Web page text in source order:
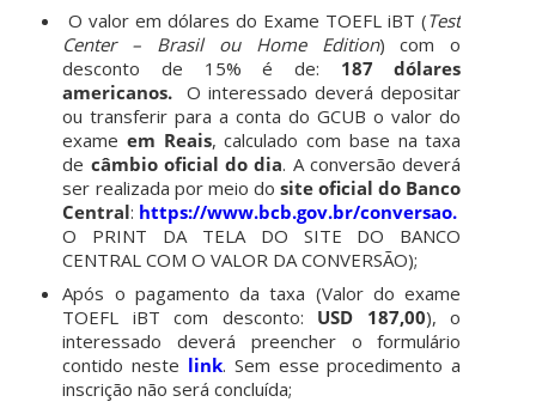
O valor em dólares do Exame TOEFL iBT (Test
Center – Brasil ou Home Edition) com o
desconto de 15% é de: 187 dólares
americanos.O interessado deverá depositar
ou transferir para a conta do GCUB o valor do
exame em Reais, calculado com base na taxa
de câmbio oficial do dia. A conversão deverá
ser realizada por meio do site oficial do Banco
Central: https://www.bcb.gov.br/conversao.
O PRINT DA TELA DO SITE DO BANCO
CENTRAL COM O VALOR DA CONVERSÃO);
Após o pagamento da taxa (Valor do exame
TOEFL iBT com desconto: USD 187,00), o
interessado deverá preencher o formulário
contido neste link. Sem esse procedimento a
inscrição não será concluída;